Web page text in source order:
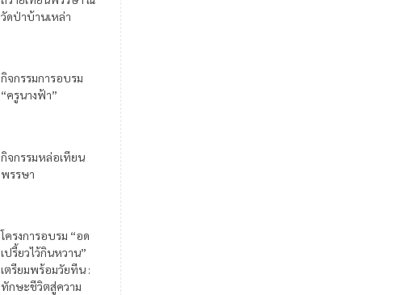
วัดป่าบ้านเหล่า
กิจกรรมการอบรม
“ครูนางฟ้า”
กิจกรรมหล่อเทียน
พรรษา
โครงการอบรม “อด
เปรี้ยวไว้กินหวาน”
เตรียมพร้อมวัยทีน :
ทักษะชีวิตสู่ความ